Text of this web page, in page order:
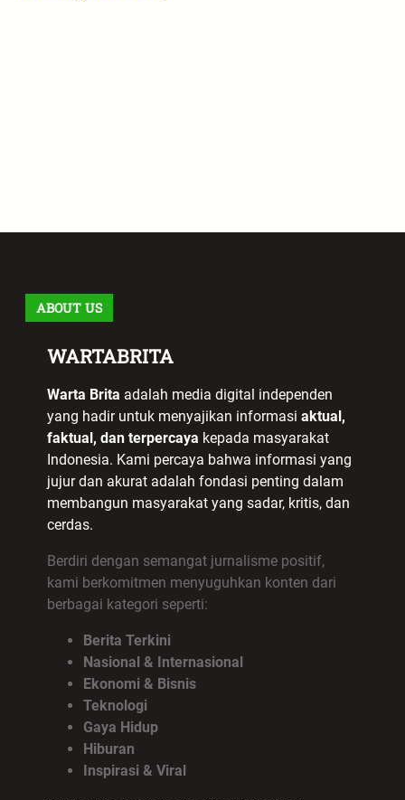
ABOUT US
WARTABRITA
Warta Brita adalah media digital independen
yang hadir untuk menyajikan informasi aktual,
faktual, dan terpercaya kepada masyarakat
Indonesia. Kami percaya bahwa informasi yang
jujur dan akurat adalah fondasi penting dalam
membangun masyarakat yang sadar, kritis, dan
cerdas.
Berdiri dengan semangat jurnalisme positif,
kami berkomitmen menyuguhkan konten dari
berbagai kategori seperti:
Berita Terkini
Nasional & Internasional
Ekonomi & Bisnis
Teknologi
Gaya Hidup
Hiburan
Inspirasi & Viral